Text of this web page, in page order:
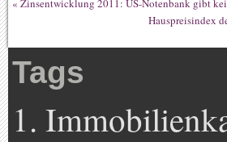
« Zinsentwicklung 2011: US-Notenbank gibt
Hauspreisindex
Tags
1.